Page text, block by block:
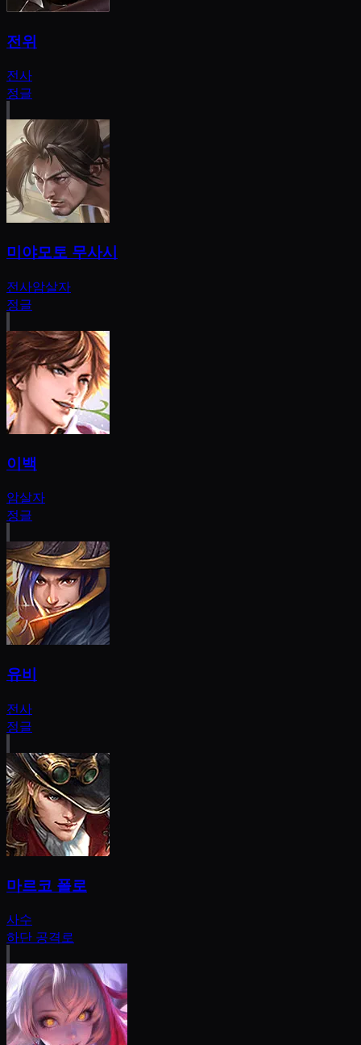
전위
전사
정글
미야모토 무사시
전사암살자
정글
이백
암살자
정글
유비
전사
정글
마르코 폴로
사수
하단 공격로